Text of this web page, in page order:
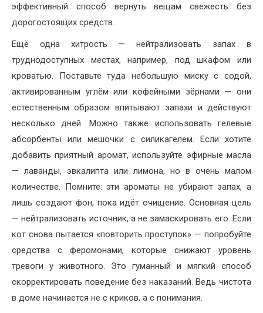
эффективный способ вернуть вещам свежесть без
дорогостоящих средств.
Ещё одна хитрость — нейтрализовать запах в
труднодоступных местах, например, под шкафом или
кроватью. Поставьте туда небольшую миску с содой,
активированным углём или кофейными зёрнами — они
естественным образом впитывают запахи и действуют
несколько дней. Можно также использовать гелевые
абсорбенты или мешочки с силикагелем. Если хотите
добавить приятный аромат, используйте эфирные масла
— лаванды, эвкалипта или лимона, но в очень малом
количестве. Помните: эти ароматы не убирают запах, а
лишь создают фон, пока идёт очищение. Основная цель
— нейтрализовать источник, а не замаскировать его. Если
кот снова пытается «повторить проступок» — попробуйте
средства с феромонами, которые снижают уровень
тревоги у животного. Это гуманный и мягкий способ
скорректировать поведение без наказаний. Ведь чистота
в доме начинается не с криков, а с понимания.